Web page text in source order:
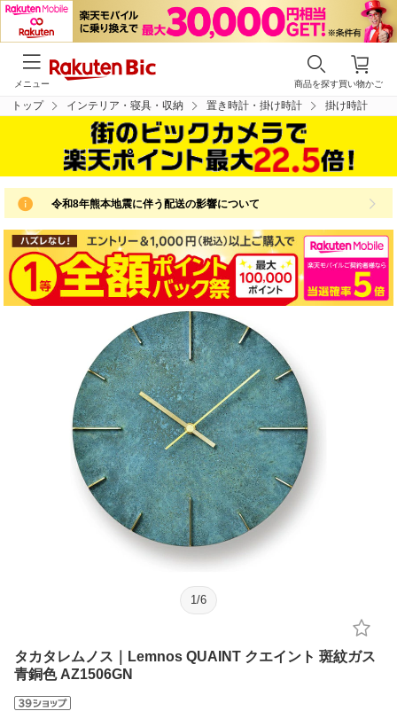
買い物かご
商品を探す
メニュー
トップ インテリア・寝具・収納 置き時計・掛け時計 掛け時計
令和8年熊本地震に伴う配送の影響について
1 /6
タカタレムノス｜Lemnos QUAINT クエイント 斑紋ガス
青銅色 AZ1506GN